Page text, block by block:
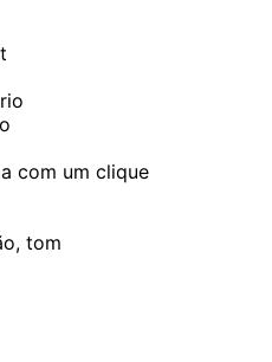
com um clique
tom